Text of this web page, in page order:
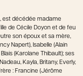
est décédée madame
de Cécile Doyon et de feu
son époux et sa mère,
Napert), Isabelle (Alain
(Karolane Thibault); ses
Kayla, Britany, Everly,
: Francine (Jérôme